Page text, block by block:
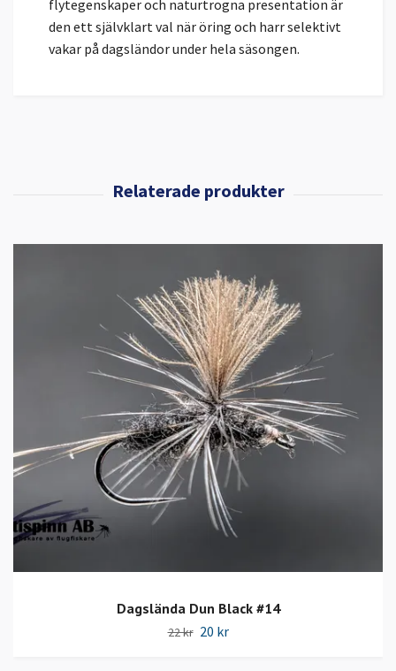
flytegenskaper och naturtrogna presentation är
den ett självklart val när öring och harr selektivt
vakar på dagsländor under hela säsongen.
Dagslända Dun Black #14
22 kr 20 kr